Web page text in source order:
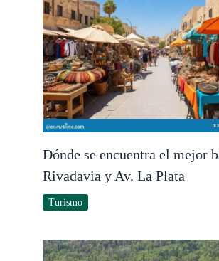
Dónde se encuentra el mejor
Rivadavia y Av. La Plata
Turismo